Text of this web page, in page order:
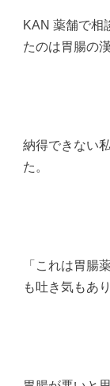
KAN 薬舗で相
たのは胃腸の漢
納得できない
た。
「これは胃腸
も吐き気もあ